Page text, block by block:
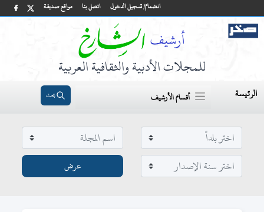
مواقع صديقة اتصل بنا انضمام/ تسجيل الدخول
للمجلات الأدبية والثقافية العربية
الرئيسة أقسام الأرشيف بحث